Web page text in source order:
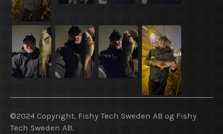
©2024 Copyright, Fishy Tech Sweden AB og Fishy
Tech Sweden AB.